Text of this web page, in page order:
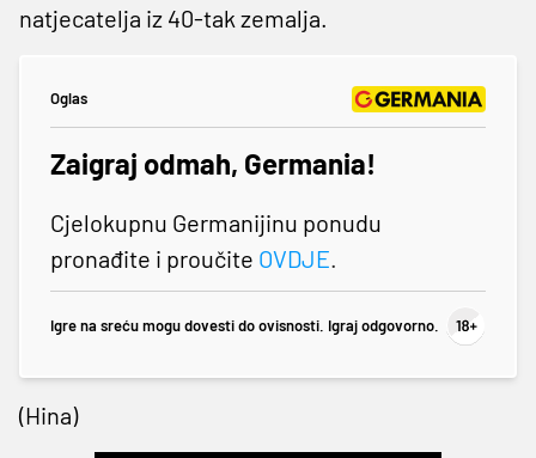
natjecatelja iz 40-tak zemalja.
Oglas
Zaigraj odmah, Germania!
Cjelokupnu Germanijinu ponudu
pronađite i proučite OVDJE.
Igre na sreću mogu dovesti do ovisnosti. Igraj odgovorno.
(Hina)